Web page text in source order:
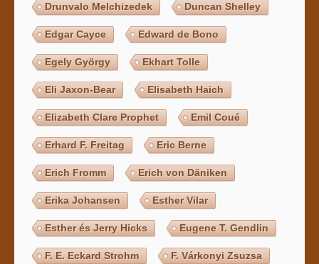
Drunvalo Melchizedek Duncan Shelley
Edgar Cayce Edward de Bono
Egely György Ekhart Tolle
Eli Jaxon-Bear Elisabeth Haich
Elizabeth Clare Prophet Emil Coué
Erhard F. Freitag Eric Berne
Erich Fromm Erich von Däniken
Erika Johansen Esther Vilar
Esther és Jerry Hicks Eugene T. Gendlin
F. E. Eckard Strohm F. Várkonyi Zsuzsa